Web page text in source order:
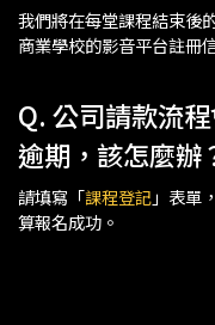
我們將在每堂課程結束後
商業學校的影音平台註冊
Q. 公司請款流
逾期，該怎麼辦
請填寫「課程登記」表單
算報名成功。